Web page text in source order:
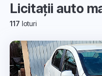
Licitații auto
117 loturi